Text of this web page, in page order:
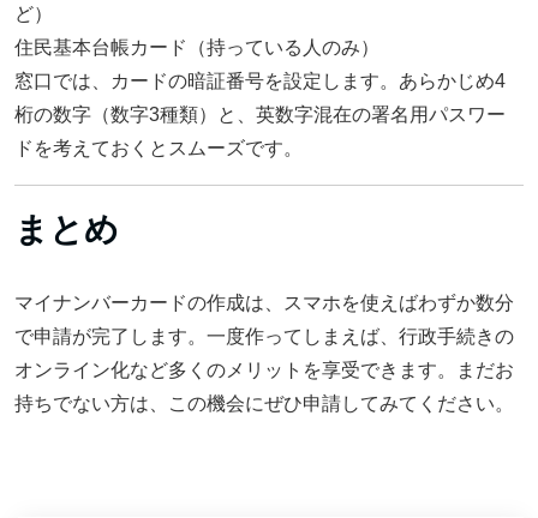
ど）
住民基本台帳カード（持っている人のみ）
窓口では、カードの暗証番号を設定します。あらかじめ4
桁の数字（数字3種類）と、英数字混在の署名用パスワー
ドを考えておくとスムーズです。
まとめ
マイナンバーカードの作成は、スマホを使えばわずか数分
で申請が完了します。一度作ってしまえば、行政手続きの
オンライン化など多くのメリットを享受できます。まだお
持ちでない方は、この機会にぜひ申請してみてください。